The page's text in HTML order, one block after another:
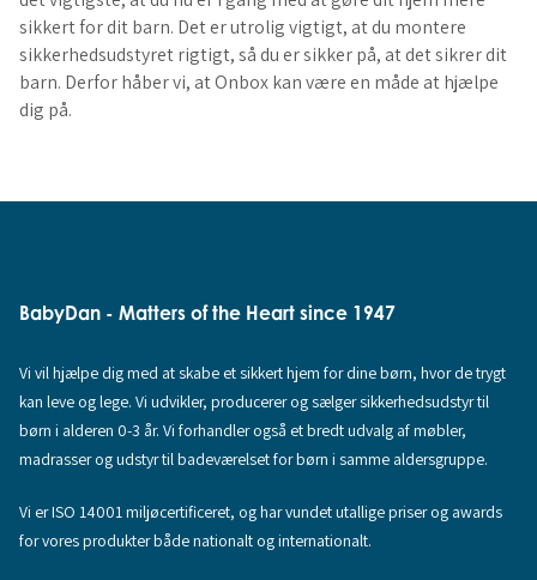
sikkert for dit barn. Det er utrolig vigtigt, at du montere
sikkerhedsudstyret rigtigt, så du er sikker på, at det sikrer dit
barn. Derfor håber vi, at Onbox kan være en måde at hjælpe
dig på.
BabyDan - Matters of the Heart since 1947
Vi vil hjælpe dig med at skabe et sikkert hjem for dine børn, hvor de trygt
kan leve og lege. Vi udvikler, producerer og sælger sikkerhedsudstyr til
børn i alderen 0-3 år. Vi forhandler også et bredt udvalg af møbler,
madrasser og udstyr til badeværelset for børn i samme aldersgruppe.
Vi er ISO 14001 miljøcertificeret, og har vundet utallige priser og awards
for vores produkter både nationalt og internationalt.